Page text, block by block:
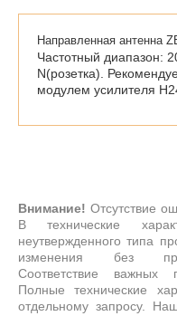
Направленная антенна
Частотный
N(розетка).
модулем усилителя
Внимание! Отсутствие
В технические
неутвержденного типа
изменения без
Соответствие важных
Полные технические
отдельному запросу.